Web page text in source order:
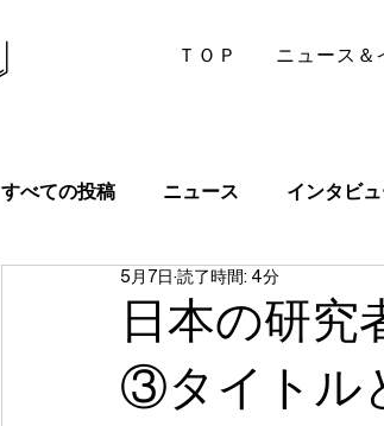
ＴＯＰ ニュース＆
すべての投稿 ニュース インタビ
日本の研究
③タイトル
5月7日 読了時間: 4分